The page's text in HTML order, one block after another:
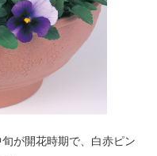
が開花時期で、白赤ピン